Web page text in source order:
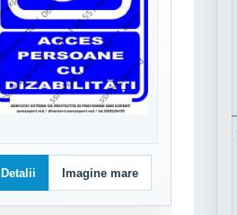
Detalii Imagine mare